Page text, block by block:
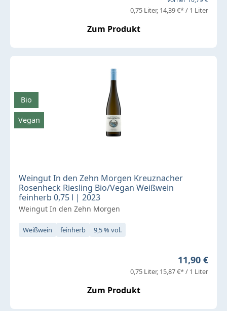
0,75 Liter 14,39 €* / 1 Liter
Zum Produkt
Weingut In den Zehn Morgen Kreuznacher
Rosenheck Riesling Bio/Vegan Weißwein
feinherb 0,75 l | 2023
Weingut In den Zehn Morgen
Weißwein feinherb 9,5 % vol.
Regulärer
11,90 €
0,75 Liter 15,87 €* / 1 Liter
Zum Produkt
Bio
Vegan